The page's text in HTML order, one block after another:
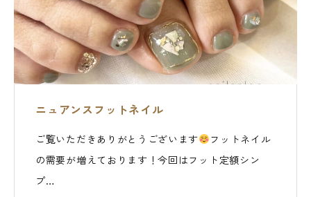
ニュアンスフットネイル
ご覧いただきありがとうございます
フットネイル
の需要が増えております！今回はフット定額シン
プ…